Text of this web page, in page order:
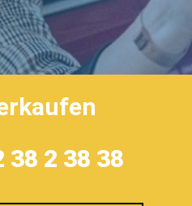
38 2 38 38